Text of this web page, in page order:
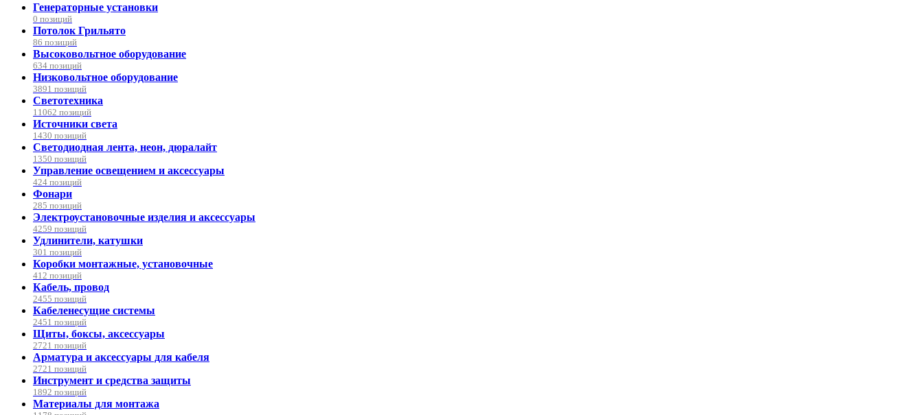
Генераторные установки
0 позиций
Потолок Грильято
86 позиций
Высоковольтное оборудование
634 позиций
Низковольтное оборудование
3891 позиций
Светотехника
11062 позиций
Источники света
1430 позиций
Светодиодная лента, неон, дюралайт
1350 позиций
Управление освещением и аксессуары
424 позиций
Фонари
285 позиций
Электроустановочные изделия и аксессуары
4259 позиций
Удлинители, катушки
301 позиций
Коробки монтажные, установочные
412 позиций
Кабель, провод
2455 позиций
Кабеленесущие системы
2451 позиций
Щиты, боксы, аксессуары
2721 позиций
Арматура и аксессуары для кабеля
2721 позиций
Инструмент и средства защиты
1892 позиций
Материалы для монтажа